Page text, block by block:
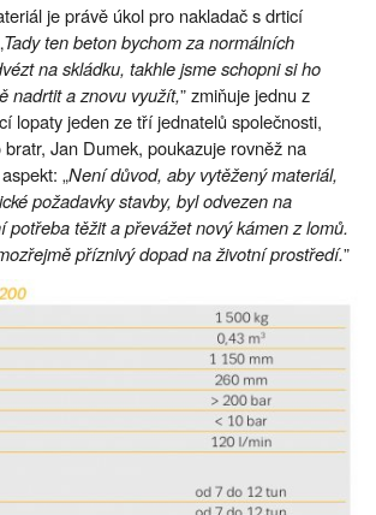
je právě úkol pro nakladač s drticí
Tady ten beton bychom za normálních
na skládku, takhle jsme schopni si ho
nadrtit a znovu využít,” zmiňuje jednu z
lopaty jeden ze tří jednatelů společnosti,
Jan Dumek, poukazuje rovněž na
„Není důvod, aby vytěžený materiál,
požadavky stavby, byl odvezen na
potřeba těžit a převážet nový kámen z lomů.
příznivý dopad na životní prostředí.”